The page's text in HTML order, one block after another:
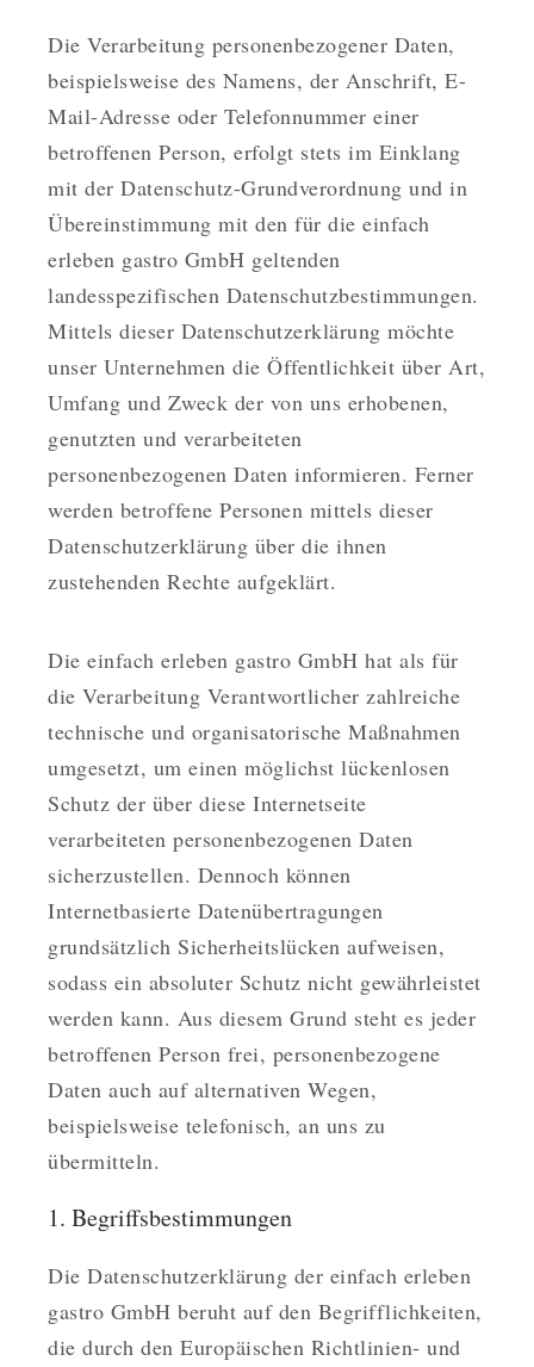
Die Verarbeitung personenbezogener Daten,
beispielsweise des Namens, der Anschrift, E-
Mail-Adresse oder Telefonnummer einer
betroffenen Person, erfolgt stets im Einklang
mit der Datenschutz-Grundverordnung und in
Übereinstimmung mit den für die einfach
erleben gastro GmbH geltenden
landesspezifischen Datenschutzbestimmungen.
Mittels dieser Datenschutzerklärung möchte
unser Unternehmen die Öffentlichkeit über Art,
Umfang und Zweck der von uns erhobenen,
genutzten und verarbeiteten
personenbezogenen Daten informieren. Ferner
werden betroffene Personen mittels dieser
Datenschutzerklärung über die ihnen
zustehenden Rechte aufgeklärt.
Die einfach erleben gastro GmbH hat als für
die Verarbeitung Verantwortlicher zahlreiche
technische und organisatorische Maßnahmen
umgesetzt, um einen möglichst lückenlosen
Schutz der über diese Internetseite
verarbeiteten personenbezogenen Daten
sicherzustellen. Dennoch können
Internetbasierte Datenübertragungen
grundsätzlich Sicherheitslücken aufweisen,
sodass ein absoluter Schutz nicht gewährleistet
werden kann. Aus diesem Grund steht es jeder
betroffenen Person frei, personenbezogene
Daten auch auf alternativen Wegen,
beispielsweise telefonisch, an uns zu
übermitteln.
1. Begriffsbestimmungen
Die Datenschutzerklärung der einfach erleben
gastro GmbH beruht auf den Begrifflichkeiten,
die durch den Europäischen Richtlinien- und